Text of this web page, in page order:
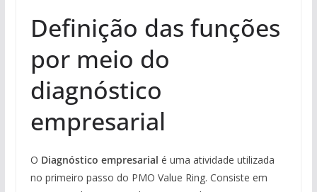
Definição das funções
por meio do
diagnóstico
empresarial
O Diagnóstico empresarial é uma atividade utilizada
no primeiro passo do PMO Value Ring. Consiste em